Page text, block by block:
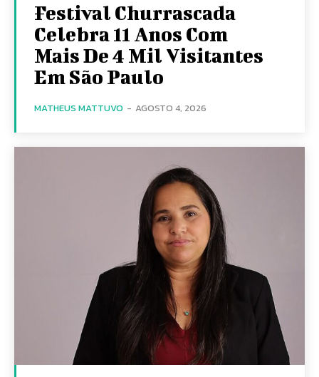
Festival Churrascada
Celebra 11 Anos Com
Mais De 4 Mil Visitantes
Em São Paulo
MATHEUS MATTUVO - AGOSTO 4, 2026